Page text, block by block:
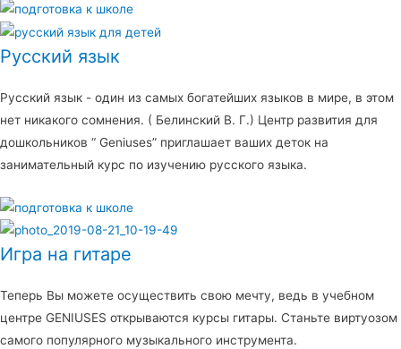
Русский язык
Русский язык - один из самых богатейших языков в мире, в этом
нет никакого сомнения. ( Белинский В. Г.) Центр развития для
дошкольников “ Geniuses” приглашает ваших деток на
занимательный курс по изучению русского языка.
Игра на гитаре
Теперь Вы можете осуществить свою мечту, ведь в учебном
центре GENIUSES открываются курсы гитары. Станьте виртуозом
самого популярного музыкального инструмента.